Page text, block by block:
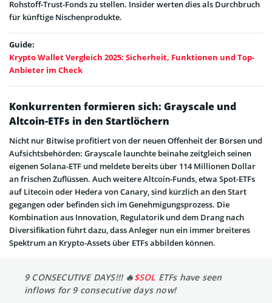
Rohstoff-Trust-Fonds zu stellen. Insider werten dies als Durchbruch
für künftige Nischenprodukte.
Guide:
Krypto Wallet Vergleich 2025: Sicherheit, Funktionen und Top-
Anbieter im Check
Konkurrenten formieren sich: Grayscale und
Altcoin-ETFs in den Startlöchern
Nicht nur Bitwise profitiert von der neuen Offenheit der Börsen und
Aufsichtsbehörden: Grayscale launchte beinahe zeitgleich seinen
eigenen Solana-ETF und meldete bereits über 114 Millionen Dollar
an frischen Zuflüssen. Auch weitere Altcoin-Funds, etwa Spot-ETFs
auf Litecoin oder Hedera von Canary, sind kürzlich an den Start
gegangen oder befinden sich im Genehmigungsprozess. Die
Kombination aus Innovation, Regulatorik und dem Drang nach
Diversifikation führt dazu, dass Anleger nun ein immer breiteres
Spektrum an Krypto-Assets über ETFs abbilden können.
9 CONSECUTIVE DAYS!!! 🔥$SOL ETFs have seen
inflows for 9 consecutive days now!